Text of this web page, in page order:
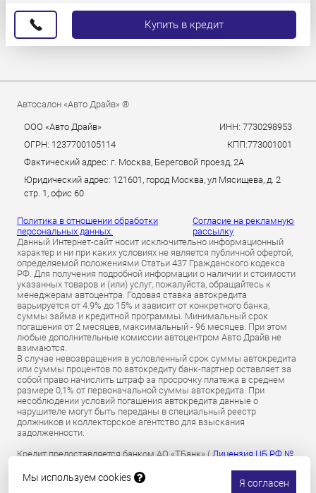
Купить в кредит
Автосалон «Авто Драйв» ®
ООО «Авто Драйв»
ИНН: 7730298953
ОГРН: 1237700105114
КПП:773001001
Фактический адрес: г. Москва, Береговой проезд, 2А
Юридический адрес: 121601, город Москва, ул Мясищева, д. 2
стр. 1, офис 60
Политика в отношении обработки
персональных данных.
Согласие на рекламную
рассылку
Данный Интернет-сайт носит исключительно информационный
характер и ни при каких условиях не является публичной офертой,
определяемой положениями Статьи 437 Гражданского кодекса
РФ. Для получения подробной информации о наличии и стоимости
указанных товаров и (или) услуг, пожалуйста, обращайтесь к
менеджерам автоцентра. Годовая ставка автокредита
варьируется от 4.9% до 15% и зависит от конкретного банка,
суммы займа и кредитной программы. Минимальный срок
погашения от 2 месяцев, максимальный - 96 месяцев. При этом
любые дополнительные комиссии автоцентром Авто Драйв не
взимаются.
В случае невозвращения в условленный срок суммы автокредита
или суммы процентов по автокредиту банк-партнер оставляет за
собой право начислить штраф за просрочку платежа в среднем
размере 0,1% от первоначальной суммы автокредита. При
несоблюдении условий погашения автокредита данные о
нарушителе могут быть переданы в специальный реестр
должников и коллекторское агентство для взыскания
задолженности.
Кредит предоставляется банком АО «ТБанк» ( Лицензия ЦБ РФ №
Обязательное страхование гражданской ответственности
владельцев транспортных средств осуществляется АО «Т-
Мы используем cookies
Я согласен